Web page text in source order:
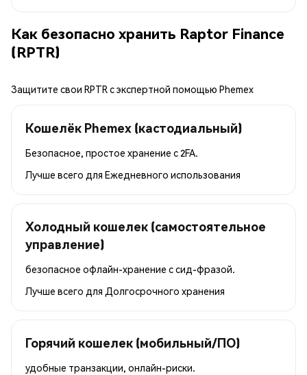
Как безопасно хранить Raptor Finance
(RPTR)
Защитите свои RPTR с экспертной помощью Phemex
Кошелёк Phemex (кастодиальный)
Безопасное, простое хранение с 2FA.
Лучше всего для Ежедневного использования
Холодный кошелек (самостоятельное
управление)
безопасное офлайн-хранение с сид-фразой.
Лучше всего для Долгосрочного хранения
Горячий кошелек (мобильный/ПО)
удобные транзакции, онлайн-риски.